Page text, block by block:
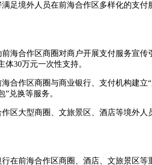
足境外人员在前海合作区多样化的支
海合作区商圈对商户开展支付服务宣
30万元一次性支持。
合作区商圈与商业银行、支付机构建
兑换等服务。
作区大型商圈、文旅景区、酒店等境外
行在前海合作区商圈、酒店、文旅景区